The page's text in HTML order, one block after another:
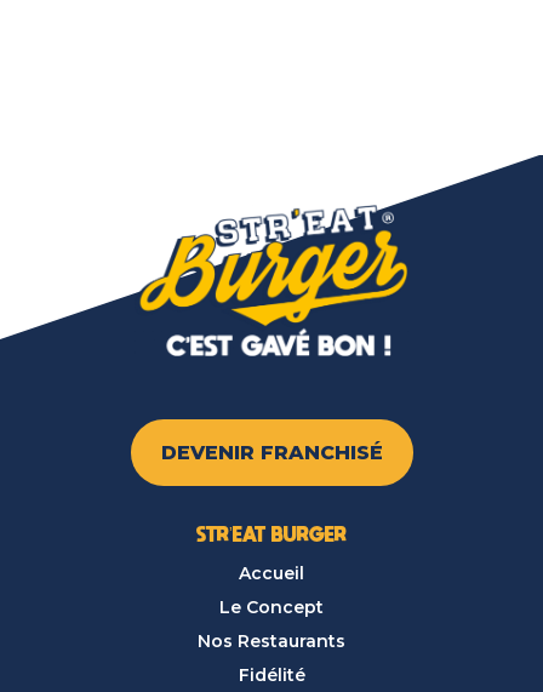
DEVENIR FRANCHISÉ
STR’EAT BURGER
Accueil
Le Concept
Nos Restaurants
Fidélité